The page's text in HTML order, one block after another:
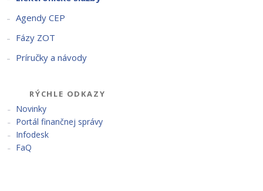
Agendy CEP
Fázy ZOT
Príručky a návody
RÝCHLE ODKAZY
Novinky
Portál finančnej správy
Infodesk
FaQ